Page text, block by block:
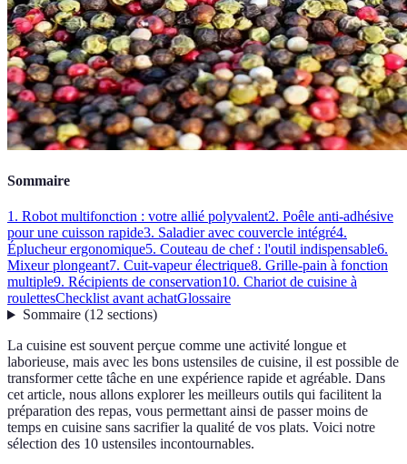
Sommaire
1. Robot multifonction : votre allié polyvalent2. Poêle anti-adhésive
pour une cuisson rapide3. Saladier avec couvercle intégré4.
Éplucheur ergonomique5. Couteau de chef : l'outil indispensable6.
Mixeur plongeant7. Cuit-vapeur électrique8. Grille-pain à fonction
multiple9. Récipients de conservation10. Chariot de cuisine à
roulettesChecklist avant achatGlossaire
Sommaire(12 sections)
La cuisine est souvent perçue comme une activité longue et
laborieuse, mais avec les bons ustensiles de cuisine, il est possible de
transformer cette tâche en une expérience rapide et agréable. Dans
cet article, nous allons explorer les meilleurs outils qui facilitent la
préparation des repas, vous permettant ainsi de passer moins de
temps en cuisine sans sacrifier la qualité de vos plats. Voici notre
sélection des 10 ustensiles incontournables.